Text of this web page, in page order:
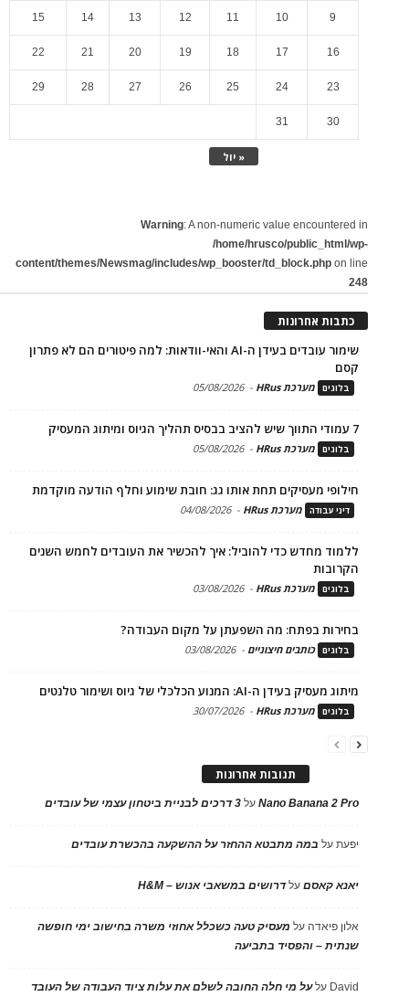
« יול
9
10
11
12
13
14
15
16
17
18
19
20
21
22
23
24
25
26
27
28
29
30
31
Warning: A non-numeric value encountered in
/home/hrusco/public_html/wp-
content/themes/Newsmag/includes/wp_booster/td_block.php on line
248
כתבות אחרונות
שימור עובדים בעידן ה-AI והאי-וודאות: למה פיטורים הם לא פתרון
קסם
בלוגים מערכת HRus -
05/08/2026
7 עמודי התווך שיש להציב בבסיס תהליך הגיוס ומיתוג המעסיק
בלוגים מערכת HRus -
05/08/2026
חילופי מעסיקים תחת אותו גג: חובת שימוע וחלף הודעה מוקדמת
דיני עבודה מערכת HRus -
04/08/2026
ללמוד מחדש כדי להוביל: איך להכשיר את העובדים לחמש השנים
הקרובות
בלוגים מערכת HRus -
03/08/2026
בחירות בפתח: מה השפעתן על מקום העבודה?
בלוגים כותבים חיצוניים -
03/08/2026
מיתוג מעסיק בעידן ה-AI: המנוע הכלכלי של גיוס ושימור טלנטים
בלוגים מערכת HRus -
30/07/2026
תגובות אחרונות
Nano Banana 2 Proעל 3 דרכים לבניית ביטחון עצמי של עובדים
יפעתעל במה מתבטא ההחזר על ההשקעה בהכשרת עובדים
יאנא קאסםעלדרושים במשאבי אנוש – H&M
אלון פיאדה על מעסיק טעה כשכלל אחוזי משרה בחישוב ימי חופשה
שנתית – והפסיד בתביעה
David עלעל מי חלה החובה לשלם את עלות ציוד העבודה של העובד